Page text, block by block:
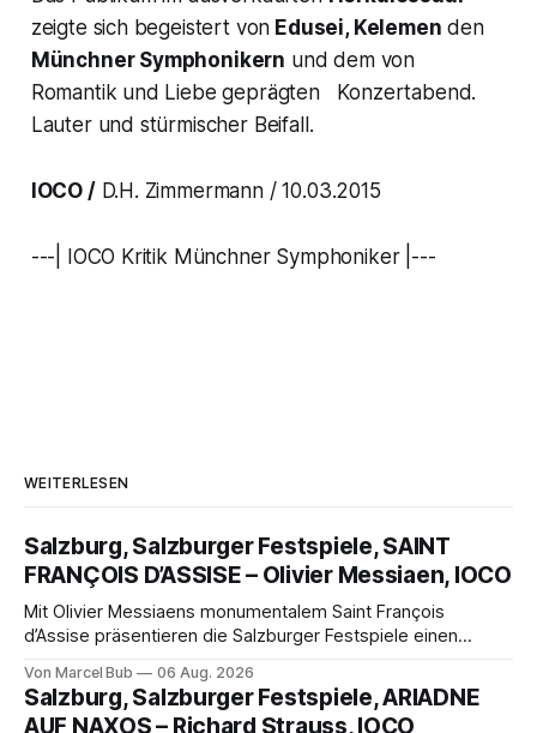
zeigte sich begeistert von Edusei, Kelemen den
Münchner Symphonikern und dem von
Romantik und Liebe geprägten Konzertabend.
Lauter und stürmischer Beifall.
IOCO / D.H. Zimmermann / 10.03.2015
---| IOCO Kritik Münchner Symphoniker |---
WEITERLESEN
Salzburg, Salzburger Festspiele, SAINT
FRANÇOIS D’ASSISE – Olivier Messiaen, IOCO
Mit Olivier Messiaens monumentalem Saint François
d’Assise präsentieren die Salzburger Festspiele einen
eine bildgewaltige Inszenierung, Maxime Pascal entfaltet
die komplexe Partitur eindrucksvoll, Philippe Sly berührt als
Von Marcel Bub 06 Aug. 2026
Salzburg, Salzburger Festspiele, ARIADNE
AUF NAXOS – Richard Strauss, IOCO